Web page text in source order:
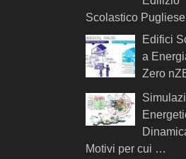
Scolastico
Edifici
a
Zero
Motivi per cui …